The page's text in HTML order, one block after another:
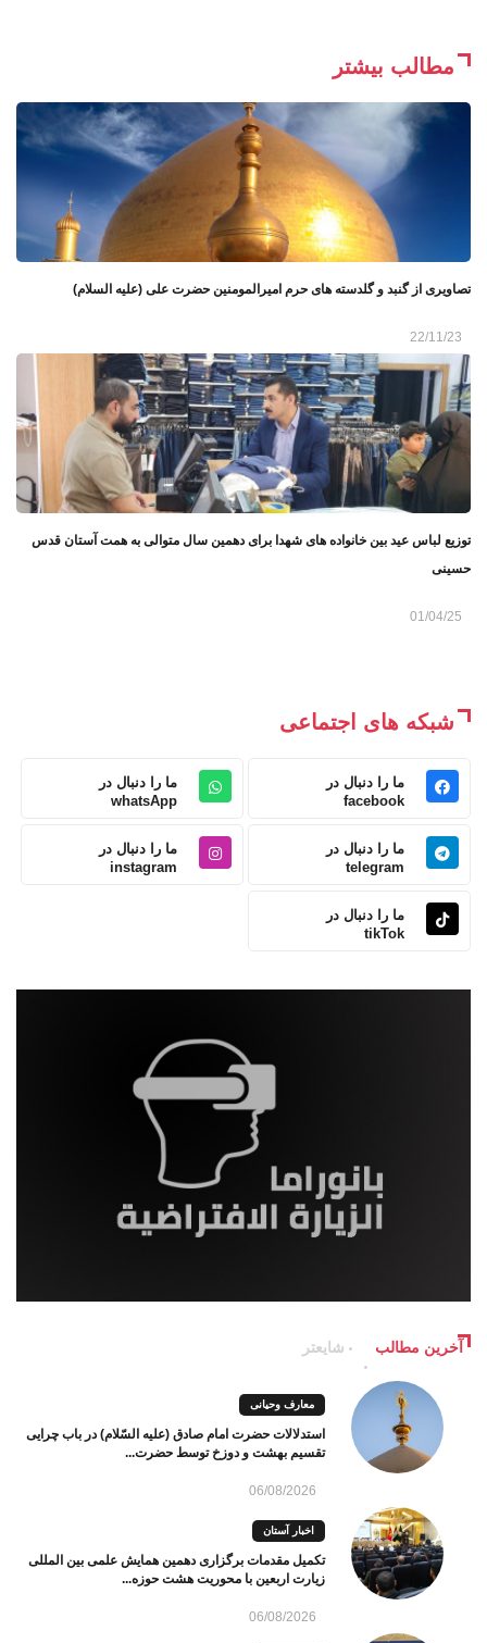
مطالب بیشتر
تصاویری از گنبد و گلدسته های حرم امیرالمومنین حضرت علی (علیه السلام)
22/11/23
توزیع لباس عید بین خانواده‌ های شهدا برای دهمین سال متوالی به همت آستان قدس
حسینی
01/04/25
شبکه های اجتماعی
ما را دنبال در
facebook
ما را دنبال در
whatsApp
ما را دنبال در
telegram
ما را دنبال در
instagram
ما را دنبال در
tikTok
آخرین مطالب شایعتر
معارف وحیانی
استدلالات حضرت امام صادق (علیه السّلام) در باب چرایی
تقسیم بهشت و دوزخ توسط حضرت...
06/08/2026
اخبار آستان
تکمیل مقدمات برگزاری دهمین همایش علمی بین المللی
زیارت اربعین با محوریت هشت حوزه...
06/08/2026